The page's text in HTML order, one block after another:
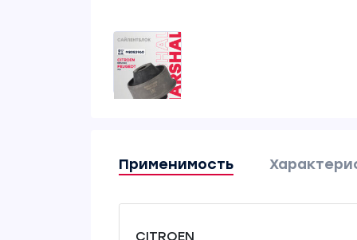
Применимость
CITROEN